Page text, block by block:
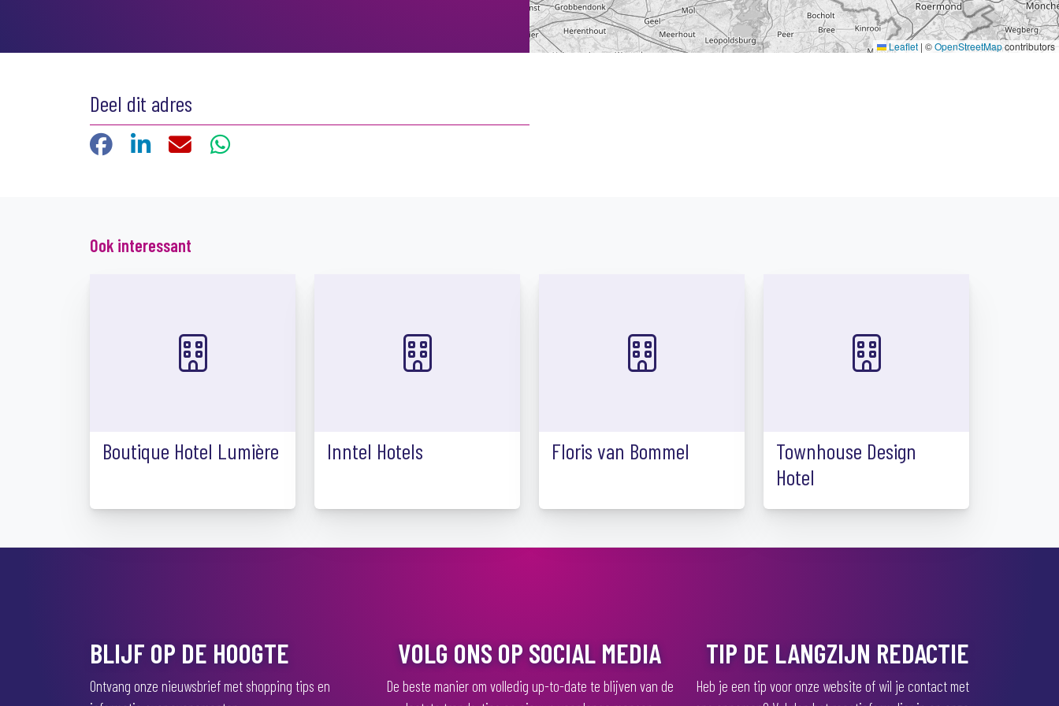
Leaflet | ©OpenStreetMapcontributors
Deel dit adres
FacebookLinkedIn E-mailWhatsApp
Ook interessant
Boutique Hotel Lumière Inntel Hotels Floris van Bommel
Townhouse Design
Hotel
BLIJF OP DE HOOGTE
Ontvang onze nieuwsbrief met shopping tips en
VOLG ONS OP SOCIAL MEDIA
De beste manier om volledig up-to-date te blijven van de
TIP DE LANGZIJN REDACTIE
Heb je een tip voor onze website of wil je contact met